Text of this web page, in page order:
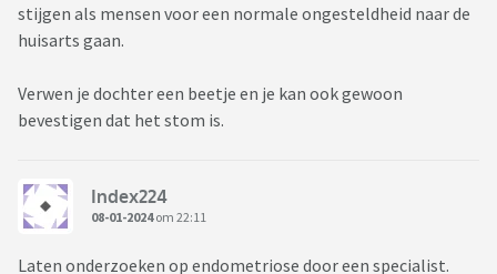
stijgen als mensen voor een normale ongesteldheid naar de
huisarts gaan.
Verwen je dochter een beetje en je kan ook gewoon
bevestigen dat het stom is.
Index224
08-01-2024om 22:11
Laten onderzoeken op endometriose door een specialist.